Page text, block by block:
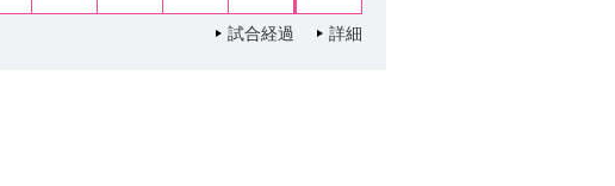
試合経過 詳細